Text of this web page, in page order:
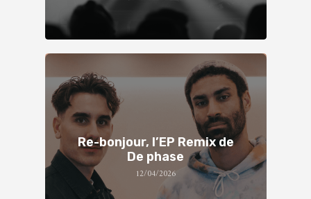
Re-bonjour, l’EP Remix de
De phase
12/04/2026